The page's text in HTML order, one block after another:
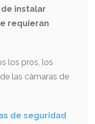
instalar
requieran
los pros, los
las cámaras de
de seguridad